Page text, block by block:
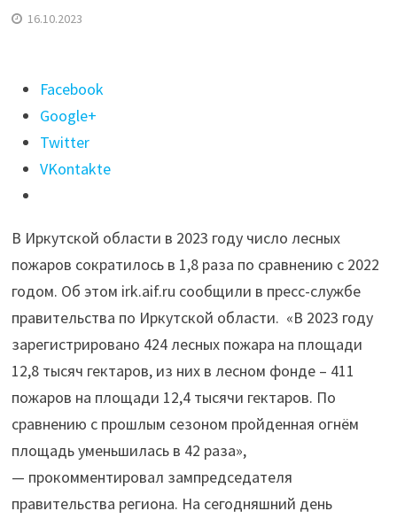
16.10.2023
Поделиться
"Число
лесных
пожаров
области
снизилось
в
1,8
раза"
Facebook
Google+
Twitter
VKontakte
В Иркутской области в 2023 году число лесных
пожаров сократилось в 1,8 раза по сравнению с 2022
годом. Об этом irk.aif.ru сообщили в пресс-службе
правительства по Иркутской области. «В 2023 году
зарегистрировано 424 лесных пожара на площади
12,8 тысяч гектаров, из них в лесном фонде – 411
пожаров на площади 12,4 тысячи гектаров. По
сравнению с прошлым сезоном пройденная огнём
площадь уменьшилась в 42 раза»,
— прокомментировал зампредседателя
правительства региона. На сегодняшний день